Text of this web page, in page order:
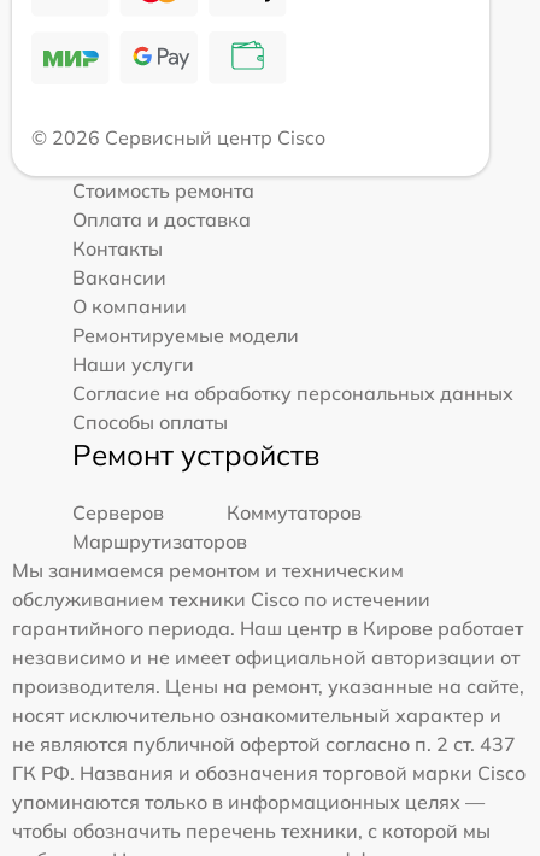
© 2026 Сервисный центр Cisco
Стоимость ремонта
Оплата и доставка
Контакты
Вакансии
О компании
Ремонтируемые модели
Наши услуги
Согласие на обработку персональных данных
Способы оплаты
Ремонт устройств
Серверов
Коммутаторов
Маршрутизаторов
Мы занимаемся ремонтом и техническим
обслуживанием техники Cisco по истечении
гарантийного периода. Наш центр в Кирове работает
независимо и не имеет официальной авторизации от
производителя. Цены на ремонт, указанные на сайте,
носят исключительно ознакомительный характер и
не являются публичной офертой согласно п. 2 ст. 437
ГК РФ. Названия и обозначения торговой марки Cisco
упоминаются только в информационных целях —
чтобы обозначить перечень техники, с которой мы